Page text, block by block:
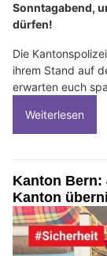
Sonntagabend,
dürfen!
Die
ihrem Stand auf
erwarten euch
Weiterlesen
Kanton Bern:
Kanton